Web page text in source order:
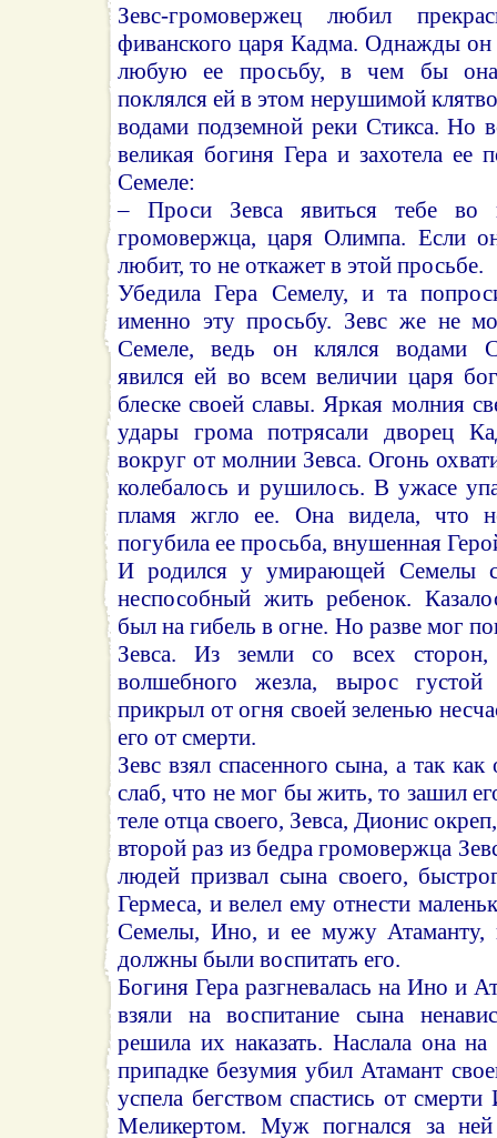
Зевс-громовержец любил
фиванского царя Кадма. Однажды он
любую ее просьбу, в чем бы она
поклялся ей в этом нерушимой
водами подземной реки Стикса. Но
великая богиня Гера и захотела ее
Семеле:
– Проси Зевса явиться тебе во
громовержца, царя Олимпа. Если
любит, то не откажет в этой просьбе.
Убедила Гера Семелу, и та
именно эту просьбу. Зевс же не
Семеле, ведь он клялся водами
явился ей во всем величии царя
блеске своей славы. Яркая молния
удары грома потрясали дворец
вокруг от молнии Зевса. Огонь
колебалось и рушилось. В ужасе
пламя жгло ее. Она видела, что
погубила ее просьба, внушенная
И родился у умирающей Семелы
неспособный жить ребенок.
был на гибель в огне. Но разве мог
Зевса. Из земли со всех
волшебного жезла, вырос
прикрыл от огня своей зеленью
его от смерти.
Зевс взял спасенного сына, а так
слаб, что не мог бы жить, то зашил
теле отца своего, Зевса, Дионис
второй раз из бедра громовержца
людей призвал сына своего,
Гермеса, и велел ему отнести
Семелы, Ино, и ее мужу Атаманту,
должны были воспитать его.
Богиня Гера разгневалась на Ино и
взяли на воспитание сына
решила их наказать. Наслала она
припадке безумия убил Атамант
успела бегством спастись от
Меликертом. Муж погнался за